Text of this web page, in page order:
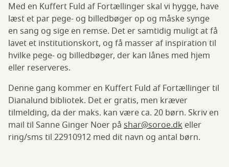
Med en Kuffert Fuld af Fortællinger skal vi hygge, have
læst et par pege- og billedbøger op og måske synge
en sang og sige en remse. Det er samtidig muligt at få
lavet et institutionskort, og få masser af inspiration til
hvilke pege- og billedbøger, der kan lånes med hjem
eller reserveres.
Denne gang kommer en Kuffert Fuld af Fortællinger til
Dianalund bibliotek. Det er gratis, men kræver
tilmelding, da der maks. kan være ca. 20 børn. Skriv en
mail til Sanne Ginger Noer på shar@soroe.dk eller
ring/sms til 22910912 med dit navn og antal børn.